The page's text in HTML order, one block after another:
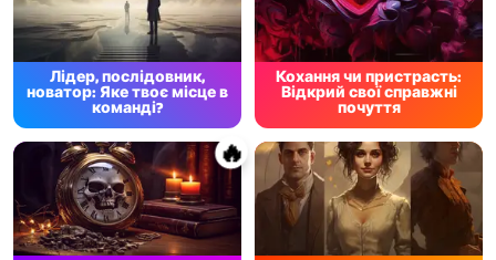
Лідер, послідовник,
новатор: Яке твоє місце в
команді?
Кохання чи пристрасть:
Відкрий свої справжні
почуття
🔥